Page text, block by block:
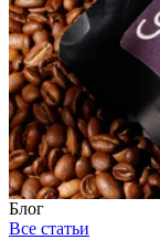
Блог
Все статьи